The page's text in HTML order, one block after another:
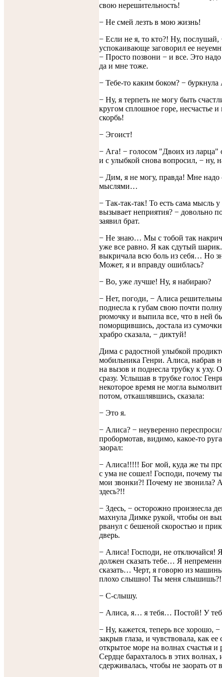
свою нерешительность!
− Не смей лезть в мою жизнь!
− Если не я, то кто?! Ну, послушай,
успокаивающе заговорил ее
− Просто позвони − и все. Это надо
да и мне тоже.
− Тебе-то каким боком? − буркнула
− Ну, я терпеть не могу быть
кругом сплошное горе, несчастье и
скорбь!
− Эгоист!
− Ага! − голосом "Двоих из ларца"
и с улыбкой снова вопросил, − ну,
− Дим, я не могу, правда! Мне надо
мыслями…
− Так-так-так! То есть сама мысль у
вызывает неприятия? − довольно
заявил брат.
− Не знаю… Мы с тобой так
уже все равно. Я как сдутый
выкричала всю боль из себя… Но
Может, я и вправду ошиблась?
− Во, уже лучше! Ну, я набираю?
− Нет, погоди, − Алиса
поднесла к губам свою почти
рюмочку и выпила все, что в ней
поморщившись, достала из
храбро сказала, − диктуй!
Дима с радостной улыбкой
мобильника Генри. Алиса, набрав
на вызов и поднесла трубку к уху.
сразу. Услышав в трубке голос
некоторое время не могла
потом, откашлявшись, сказала:
− Это я.
− Алиса? − неуверенно
пробормотав, видимо, какое-то
заорал:
− Алиса!!!!! Бог мой, куда же ты
с ума не сошел! Господи, почему ты
мои звонки?! Почему не звонила?
здесь?!!
− Здесь, − осторожно произнесла
махнула Димке рукой, чтобы он
рванул с бешеной скоростью и
дверь.
− Алиса! Господи, не отключайся!
должен сказать тебе… Я
сказать… Черт, я говорю из
плохо слышно! Ты меня слышишь?!
− С-слышу.
− Алиса, я… я тебя… Постой! У
− Ну, кажется, теперь все хорошо,
закрыв глаза, и чувствовала, как ее
открытое море на волнах счастья и
Сердце барахталось в этих волнах,
сдерживалась, чтобы не заорать от